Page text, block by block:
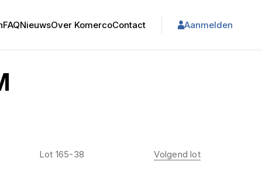
FAQNieuwsOver KomercoContact Aanmelden
Lot 165-38 Volgend lot